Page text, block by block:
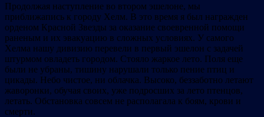
Продолжая наступление во втором эшелоне, мы
приближапись к городу Хелм. В это время я был награжден
орденом Красной Звезды за оказание своевренной помощи
раненым и их эвакуацию в сложных условиях. У самого
Хелма нашу дивизию перевели в первый эшелон с задачей
штурмом овладеть городом. Стояло жаркое лето. Поля еще
были не убраны, тишину нарушали только пение птиц и
цикады. Небо чистое, ни облачка. Высоко, беззаботно летают
жаворонки, обучая своих, уже подросших за лето птенцов,
летать. Обстановка совсем не располагала к боям, крови и
смерти.